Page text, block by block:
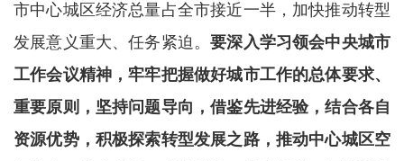
市中心城区经济总量占全市接近一半，加快推动转型
发展意义重大、任务紧迫。要深入学习领会中央城市
工作会议精神，牢牢把握做好城市工作的总体要求、
重要原则，坚持问题导向，借鉴先进经验，结合各自
资源优势，积极探索转型发展之路，推动中心城区空